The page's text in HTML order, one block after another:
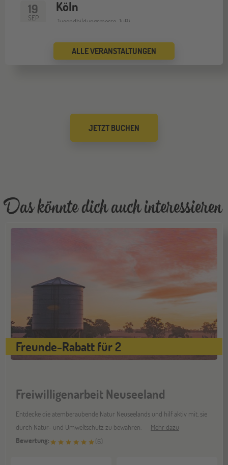
19
SEP
Köln
Jugendbildungsmesse JuBi
Bremen
Düsseldorf
Jugendbildungsmesse JuBi
29 ONLINE
10 Gräfelfing
17
OKT
Stuttgart
Jugendbildungsmesse JuBi
07 Bochum
Jugendbildungsmesse JuBi
ALLE VERANSTALTUNGEN
JETZT BUCHEN
Das könnte dich auch interessieren
Freunde-Rabatt für 2
Freiwilligenarbeit Neuseeland
Entdecke die atemberaubende Natur Neuseelands und hilf aktiv mit, sie
durch Natur- und Umweltschutz zu bewahren.
Mehr dazu
Bewertung:
(6)